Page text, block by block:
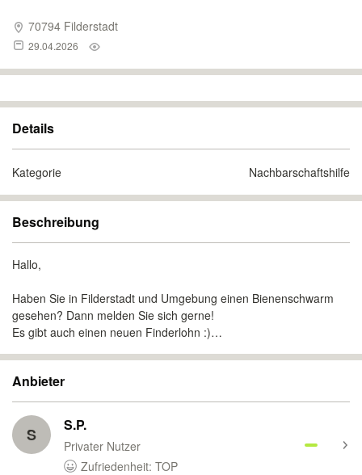
70794 Filderstadt
29.04.2026
Details
Kategorie Nachbarschaftshilfe
Beschreibung
Hallo,
Haben Sie in Filderstadt und Umgebung einen Bienenschwarm
gesehen? Dann melden Sie sich gerne!
Es gibt auch einen neuen Finderlohn :)…
Anbieter
S S.P.
Privater Nutzer
Zufriedenheit: TOP